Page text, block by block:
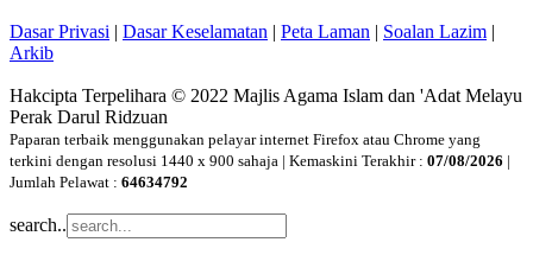
Dasar Privasi | Dasar Keselamatan | Peta Laman | Soalan Lazim |
Arkib
Hakcipta Terpelihara © 2022 Majlis Agama Islam dan 'Adat Melayu
Perak Darul Ridzuan
Paparan terbaik menggunakan pelayar internet Firefox atau Chrome yang
terkini dengan resolusi 1440 x 900 sahaja | Kemaskini Terakhir : 07/08/2026 |
Jumlah Pelawat : 64634792
search..